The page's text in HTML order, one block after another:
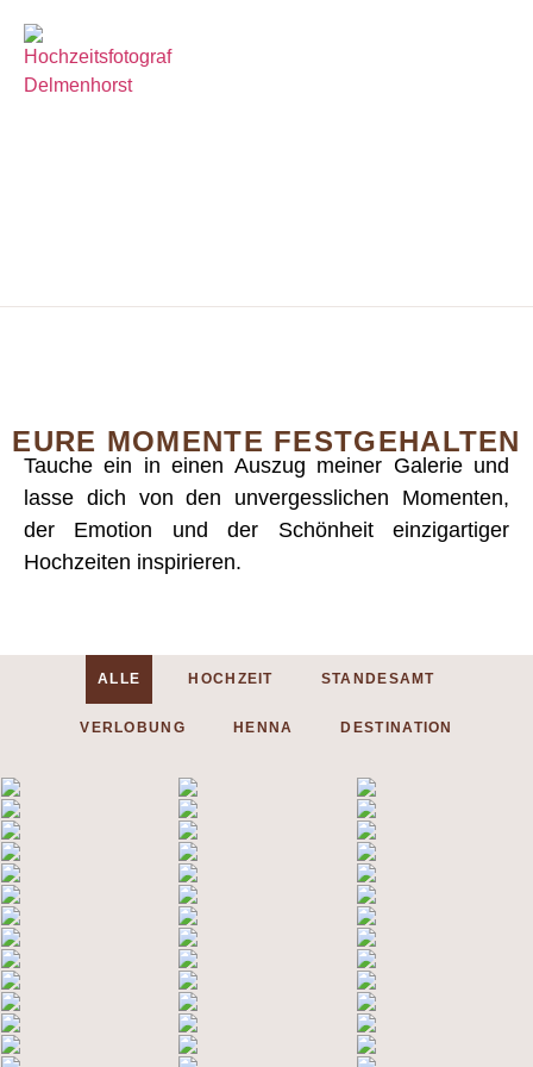
EURE MOMENTE FESTGEHALTEN
Tauche ein in einen Auszug meiner Galerie und
lasse dich von den unvergesslichen Momenten,
der Emotion und der Schönheit einzigartiger
Hochzeiten inspirieren.
ALLE HOCHZEIT STANDESAMT
VERLOBUNG HENNA DESTINATION